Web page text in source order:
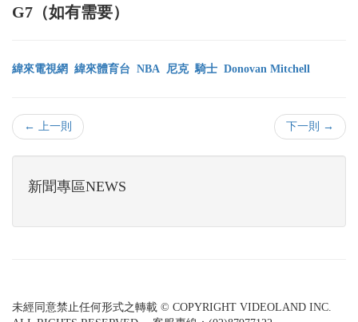
G7（如有需要）
緯來電視網 緯來體育台 NBA 尼克 騎士 Donovan Mitchell
← 上一則 下一則 →
新聞專區NEWS
未經同意禁止任何形式之轉載 © COPYRIGHT VIDEOLAND INC.